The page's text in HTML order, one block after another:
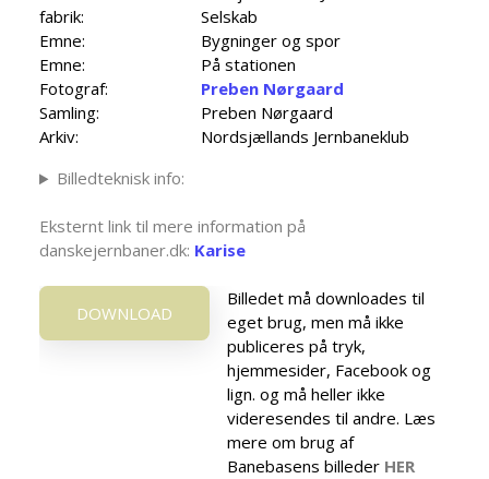
fabrik:
Selskab
Emne:
Bygninger og spor
Emne:
På stationen
Fotograf:
Preben Nørgaard
Samling:
Preben Nørgaard
Arkiv:
Nordsjællands Jernbaneklub
Billedteknisk info:
Eksternt link til mere information på
danskejernbaner.dk: Karise
DOWNLOAD
Billedet må downloades til
eget brug, men må ikke
publiceres på tryk,
hjemmesider, Facebook og
lign. og må heller ikke
videresendes til andre. Læs
mere om brug af
Banebasens billeder HER